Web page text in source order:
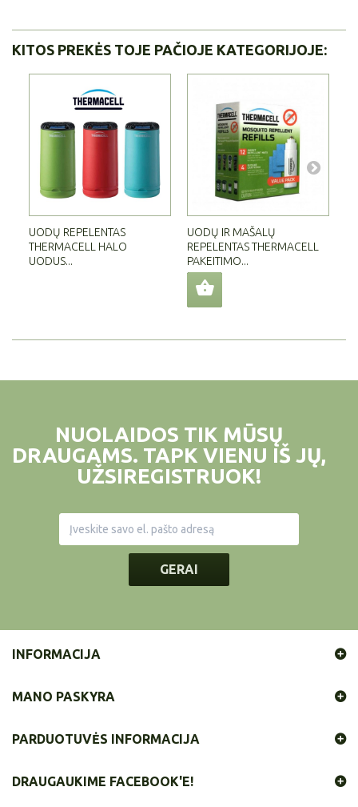
KITOS PREKĖS TOJE PAČIOJE KATEGORIJOJE:
UODŲ REPELENTAS
THERMACELL HALO
UODUS...
UODŲ IR MAŠALŲ
REPELENTAS THERMACELL
PAKEITIMO...
NUOLAIDOS TIK MŪSŲ
DRAUGAMS. TAPK VIENU IŠ JŲ,
UŽSIREGISTRUOK!
GERAI
INFORMACIJA
MANO PASKYRA
PARDUOTUVĖS INFORMACIJA
DRAUGAUKIME FACEBOOK'E!